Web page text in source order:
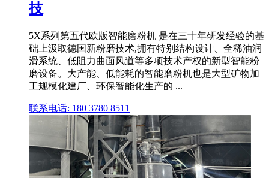
技
5X系列第五代欧版智能磨粉机 是在三十年研发经验的基
础上汲取德国新粉磨技术,拥有特别结构设计、全稀油润
滑系统、低阻力曲面风道等多项技术产权的新型智能粉
磨设备。大产能、低能耗的智能磨粉机也是大型矿物加
工规模化建厂、环保智能化生产的 ...
联系电话: 180 3780 8511